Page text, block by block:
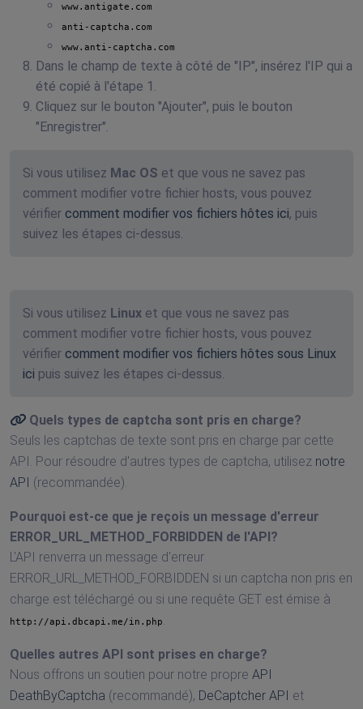
www.antigate.com
anti-captcha.com
www.anti-captcha.com
Dans le champ de texte à côté de "IP", insérez l'IP qui a
été copié à l'étape 1.
Cliquez sur le bouton "Ajouter", puis le bouton
"Enregistrer".
Si vous utilisez Mac OS et que vous ne savez pas
comment modifier votre fichier hosts, vous pouvez
vérifier comment modifier vos fichiers hôtes ici, puis
suivez les étapes ci-dessus.
Si vous utilisez Linux et que vous ne savez pas
comment modifier votre fichier hosts, vous pouvez
vérifier comment modifier vos fichiers hôtes sous Linux
ici puis suivez les étapes ci-dessus.
Quels types de captcha sont pris en charge?
Seuls les captchas de texte sont pris en charge par cette
API. Pour résoudre d'autres types de captcha, utilisez notre
API (recommandée).
Pourquoi est-ce que je reçois un message d'erreur
ERROR_URL_METHOD_FORBIDDEN de l'API?
L'API renverra un message d'erreur
ERROR_URL_METHOD_FORBIDDEN si un captcha non pris en
charge est téléchargé ou si une requête GET est émise à
http://api.dbcapi.me/in.php
Quelles autres API sont prises en charge?
Nous offrons un soutien pour notre propre API
DeathByCaptcha (recommandé), DeCaptcher API et